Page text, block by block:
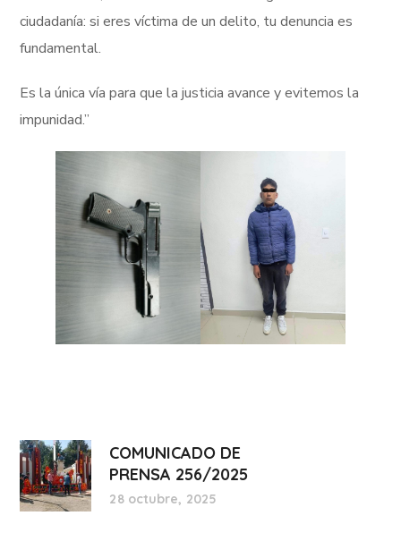
ciudadanía: si eres víctima de un delito, tu denuncia es
fundamental.
Es la única vía para que la justicia avance y evitemos la
impunidad.”
COMUNICADO DE
PRENSA 256/2025
28 octubre, 2025